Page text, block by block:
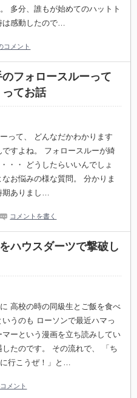
多分、誰もが始めてのハットト
は感動したので…
コメント
フォロースルーって
てお話
って、 どんなだかわかります
すよね。 フォロースルーが綺
・・ どうしたらいいんでしょ
お悩みの様な質問。 分かりま
期ありまし…
コメントを書く
ハウスダーツで撃破し
高校の時の同級生とご飯を食べ
うのも ローソンで最近ハマっ
ーという漫画を立ち読みしてい
たのです。 その流れで、 「ち
行こうぜ！」と…
メント